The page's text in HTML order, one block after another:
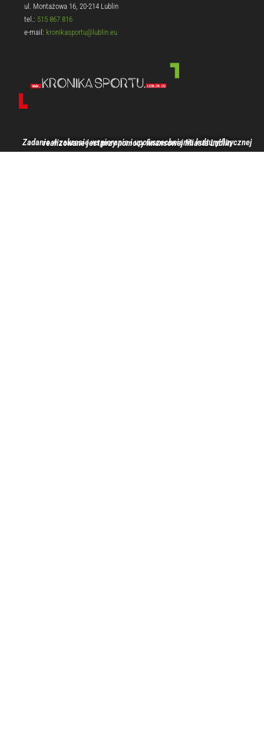
ul. Montażowa 16, 20-214 Lublin
tel.: 515 867 816
e-mail: kronikasportu@lublin.eu
Zadanie w zakresie wspierania i upowszechniania kultury fizycznej realizowane jest przy pomocy finansowej Miasta Lublin